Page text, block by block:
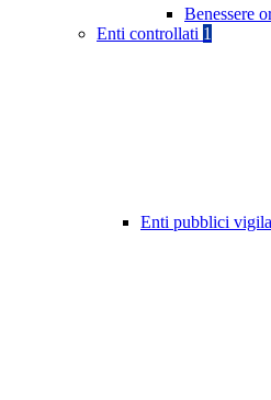
Benessere
Enti controllati 1
Enti pubblici